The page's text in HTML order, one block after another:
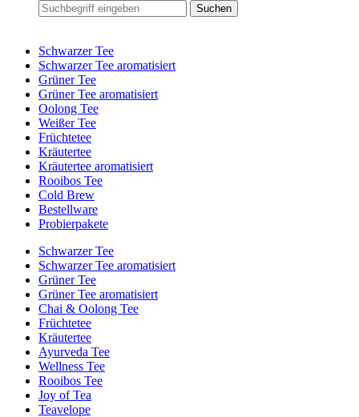
Suchen
Schwarzer Tee
Schwarzer Tee aromatisiert
Grüner Tee
Grüner Tee aromatisiert
Oolong Tee
Weißer Tee
Früchtetee
Kräutertee
Kräutertee aromatisiert
Rooibos Tee
Cold Brew
Bestellware
Probierpakete
Schwarzer Tee
Schwarzer Tee aromatisiert
Grüner Tee
Grüner Tee aromatisiert
Chai & Oolong Tee
Früchtetee
Kräutertee
Ayurveda Tee
Wellness Tee
Rooibos Tee
Joy of Tea
Teavelope